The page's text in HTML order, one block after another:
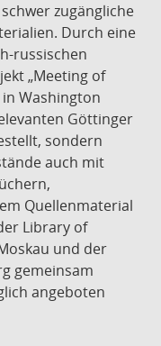
zugängliche
Durch eine
russischen
„Meeting of
Washington
Göttinger
sondern
auch mit
Quellenmaterial
Library of
und der
gemeinsam
angeboten